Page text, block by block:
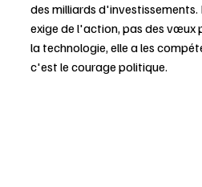
des milliards
exige de l'action, pas des vœux
la technologie, elle a les
c'est le courage politique.